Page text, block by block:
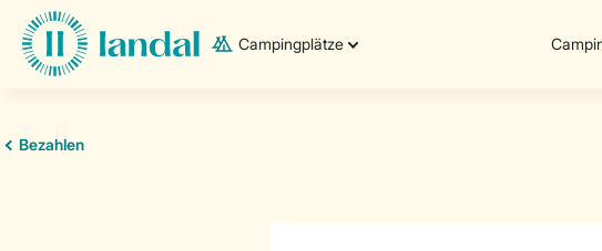
Campingplätze